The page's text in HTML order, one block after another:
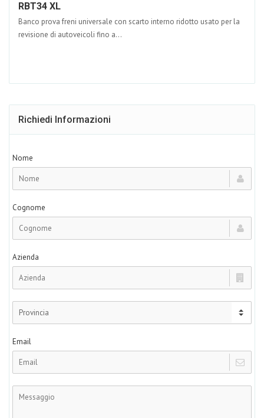
RBT34 XL
Banco prova freni universale con scarto interno ridotto usato per la
revisione di autoveicoli fino a...
Richiedi Informazioni
Nome
Cognome
Azienda
Email